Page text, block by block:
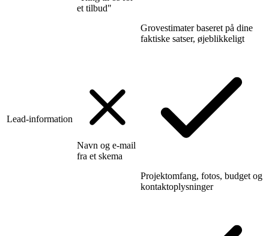
et tilbud"
Grovestimater baseret på dine
faktiske satser, øjeblikkeligt
Lead-information
Navn og e-mail
fra et skema
Projektomfang, fotos, budget og
kontaktoplysninger